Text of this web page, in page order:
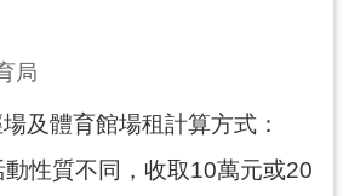
局
及體育館場租計算方式：
性質不同，收取10萬元或20